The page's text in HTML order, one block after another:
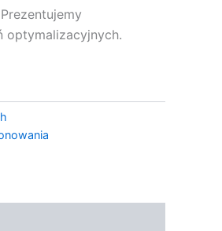
optymalizacyjnych.